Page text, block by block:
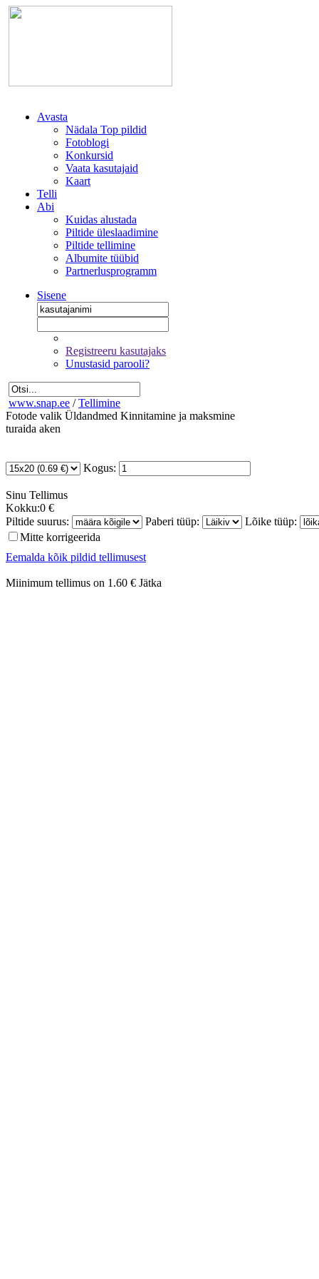
Avasta
Nädala Top pildid
Fotoblogi
Konkursid
Vaata kasutajaid
Kaart
Telli
Abi
Kuidas alustada
Piltide üleslaadimine
Piltide tellimine
Albumite tüübid
Partnerlusprogramm
Sisene
Registreeru kasutajaks
Unustasid parooli?
www.snap.ee / Tellimine
Fotode valik Üldandmed Kinnitamine ja maksmine
turaida aken
Kogus:
Sinu Tellimus
Kokku:0 €
Piltide suurus:
Paberi tüüp:
Lõike tüüp:
Mitte korrigeerida
Eemalda kõik pildid tellimusest
Miinimum tellimus on 1.60 € Jätka